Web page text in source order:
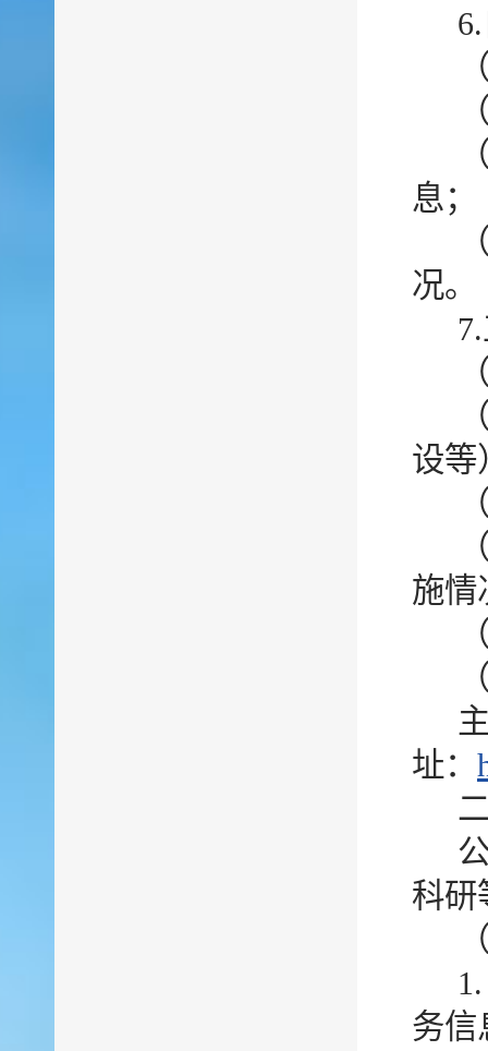
息；
况。
设等
施情
址：
科研
务信